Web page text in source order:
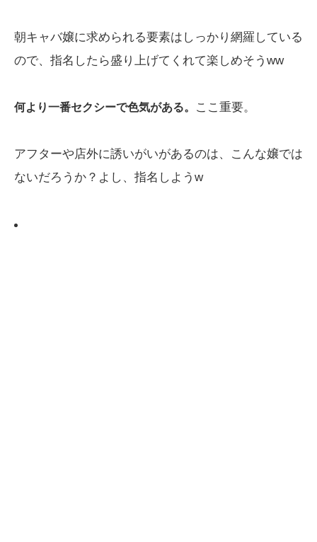
朝キャバ嬢に求められる要素はしっかり網羅している
ので、指名したら盛り上げてくれて楽しめそうww
何より一番セクシーで色気がある。 ここ重要。
アフターや店外に誘いがいがあるのは、こんな嬢では
ないだろうか？よし、指名しようw